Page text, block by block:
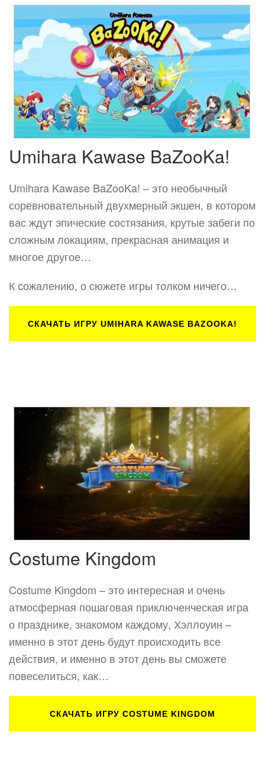
Umihara Kawase BaZooKa!
Umihara Kawase BaZooKa! – это необычный
соревновательный двухмерный экшен, в котором
вас ждут эпические состязания, крутые забеги по
сложным локациям, прекрасная анимация и
многое другое…
К сожалению, о сюжете игры толком ничего…
СКАЧАТЬ ИГРУ UMIHARA KAWASE BAZOOKA!
Costume Kingdom
Costume Kingdom – это интересная и очень
атмосферная пошаговая приключенческая игра
о празднике, знакомом каждому, Хэллоуин –
именно в этот день будут происходить все
действия, и именно в этот день вы сможете
повеселиться, как…
СКАЧАТЬ ИГРУ COSTUME KINGDOM